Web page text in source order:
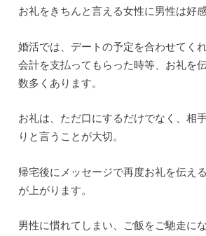
お礼をきちんと言える女性に男性は好
婚活では、デートの予定を合わせてく
会計を支払ってもらった時等、お礼を
数多くあります。
お礼は、ただ口にするだけでなく、相
りと言うことが大切。
帰宅後にメッセージで再度お礼を伝え
が上がります。
男性に慣れてしまい、ご飯をご馳走に